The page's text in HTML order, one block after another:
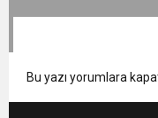
Bu yazı yorumlara